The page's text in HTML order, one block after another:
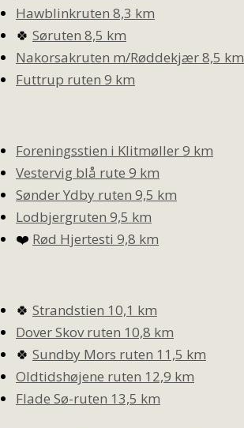
Hawblinkruten 8,3 km
🍀 Søruten 8,5 km
Nakorsakruten m/Røddekjær 8,5 km
Futtrup ruten 9 km
Foreningsstien i Klitmøller 9 km
Vestervig blå rute 9 km
Sønder Ydby ruten 9,5 km
Lodbjergruten 9,5 km
❤️ Rød Hjertesti 9,8 km
🍀 Strandstien 10,1 km
Dover Skov ruten 10,8 km
🍀 Sundby Mors ruten 11,5 km
Oldtidshøjene ruten 12,9 km
Flade Sø-ruten 13,5 km